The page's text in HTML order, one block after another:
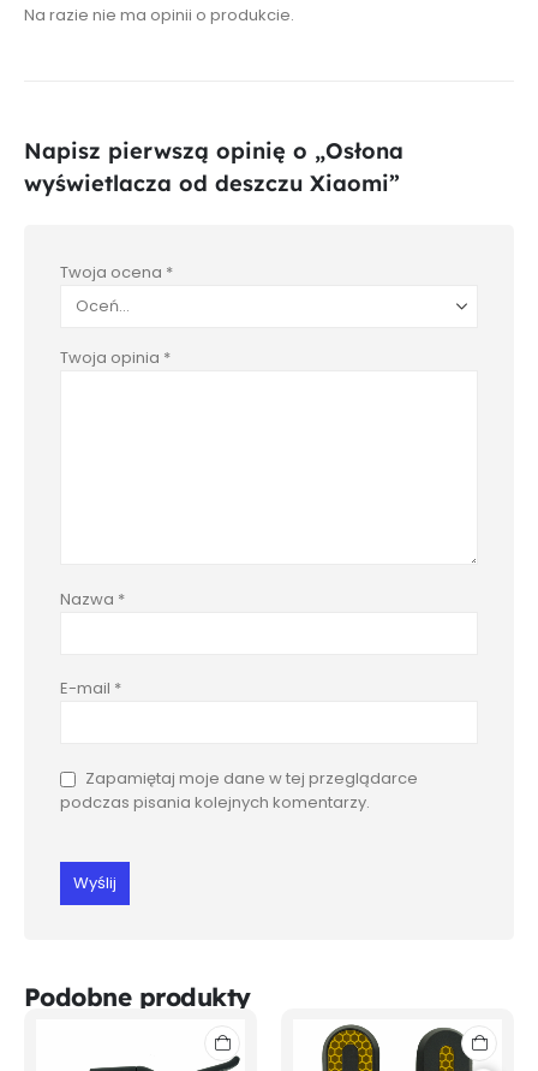
Na razie nie ma opinii o produkcie.
Napisz pierwszą opinię o „Osłona
wyświetlacza od deszczu Xiaomi”
Twoja ocena *
Twoja opinia *
Nazwa *
E-mail *
Zapamiętaj moje dane w tej przeglądarce
podczas pisania kolejnych komentarzy.
Podobne produkty